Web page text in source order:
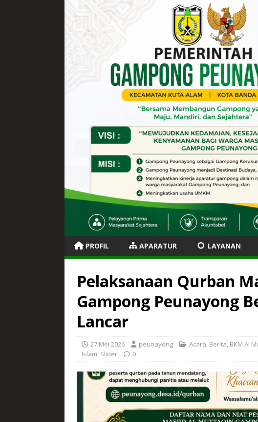
PROFIL APARATUR LAYANAN
Pelaksanaan Qurban
Gampong Peunayong
Lancar
27 Mei 2026 peunayong Acara, Berita, BKM Al
Islam, Slider 0